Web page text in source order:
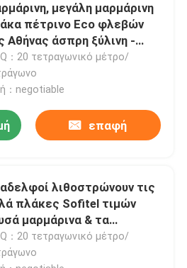
μεγάλη μαρμάρινη
πέτρινο Eco φλεβών
Αθήνας άσπρη ξύλινη -
：20 τετραγωνικό μέτρο/
：negotiable
επαφή
λιθοστρώνουν τις
πλάκες Sofitel τιμών
μαρμάρινα & τα
μπεζ μαρμάρινο,
πέτρινο μάρμαρο της
：20 τετραγωνικό μέτρο/